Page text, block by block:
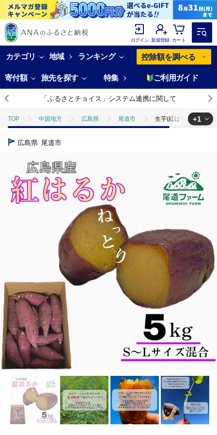
ログイン 新規登録 カート
カテゴリ 地域 ランキング 控除額を調べる
寄付額 旅先を探す 特集 ご利用ガイド
「ふるさとチョイス」システム連携に関して
TOP 中国地方 広島県 尾道市 生芋(紅はるか) 5kg（
TOP
+1
広島県 尾道市